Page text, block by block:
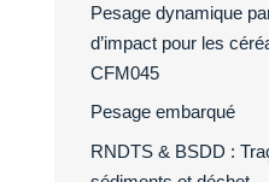
Pesage dynamique
d’impact pour les
CFM045
Pesage embarqué
RNDTS & BSDD :